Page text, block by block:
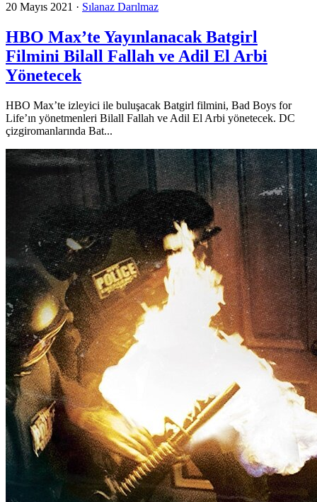
20 Mayıs 2021 · Sılanaz Darılmaz
HBO Max’te Yayınlanacak Batgirl
Filmini Bilall Fallah ve Adil El Arbi
Yönetecek
HBO Max’te izleyici ile buluşacak Batgirl filmini, Bad Boys for
Life’ın yönetmenleri Bilall Fallah ve Adil El Arbi yönetecek. DC
çizgiromanlarında Bat...